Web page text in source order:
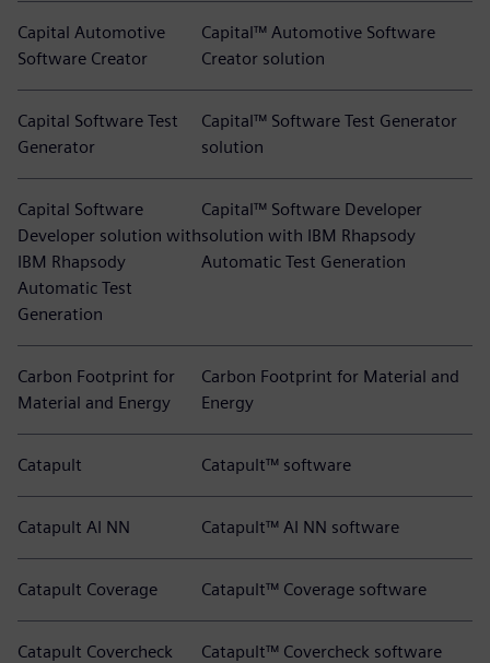
Capital Automotive
Software Creator
Capital™ Automotive Software
Creator solution
Capital Software Test
Generator
Capital™ Software Test Generator
solution
Capital Software
Developer solution with
IBM Rhapsody
Automatic Test
Generation
Capital™ Software Developer
solution with IBM Rhapsody
Automatic Test Generation
Carbon Footprint for
Material and Energy
Carbon Footprint for Material and
Energy
Catapult Catapult™ software
Catapult AI NN Catapult™ AI NN software
Catapult Coverage Catapult™ Coverage software
Catapult Covercheck Catapult™ Covercheck software